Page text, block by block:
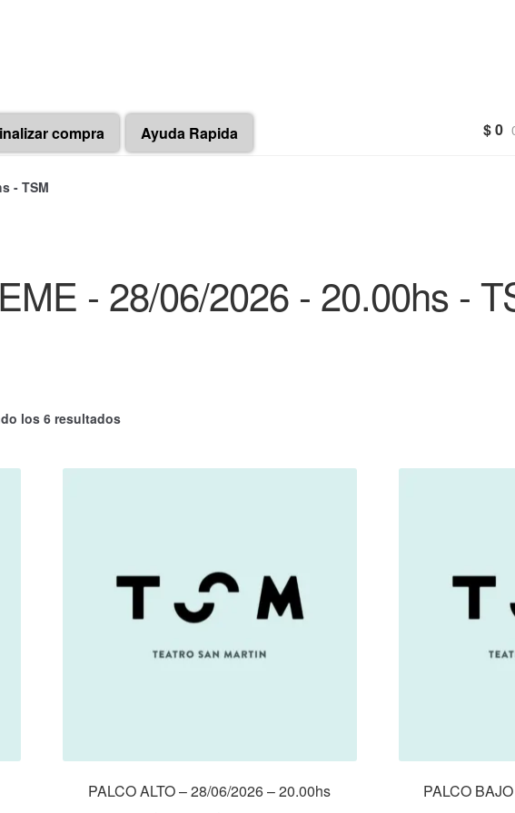
compra Ayuda Rapida $0
- TSM
- 28/06/2026 - 20.00hs -
los 6 resultados
PALCO ALTO – 28/06/2026 – 20.00hs PALCO